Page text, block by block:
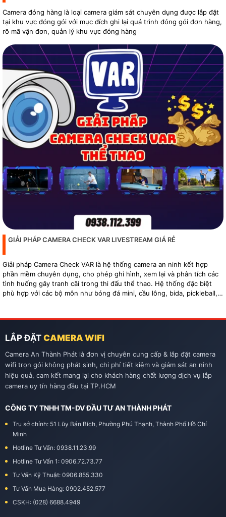
Camera đóng hàng là loại camera giám sát chuyên dụng được lắp đặt
tại khu vực đóng gói với mục đích ghi lại quá trình đóng gói đơn hàng,
rõ mã vận đơn, quản lý khu vực đóng hàng
GIẢI PHÁP CAMERA CHECK VAR LIVESTREAM GIÁ RẺ
Giải pháp Camera Check VAR là hệ thống camera an ninh kết hợp
phần mềm chuyên dụng, cho phép ghi hình, xem lại và phân tích các
tình huống gây tranh cãi trong thi đấu thể thao. Hệ thống đặc biệt
phù hợp với các bộ môn như bóng đá mini, cầu lông, bida, pickleball,
LẮP ĐẶT CAMERA WIFI
Camera An Thành Phát là đơn vị chuyên cung cấp & lắp đặt camera
wifi trọn gói không phát sinh, chi phí tiết kiệm và giám sát an ninh
hiệu quả, cam kết mang lại cho khách hàng chất lượng dịch vụ lắp
camera uy tín hàng đầu tại TP.HCM
CÔNG TY TNHH TM-DV ĐẦU TƯ AN THÀNH PHÁT
Trụ sở chính: 51 Lũy Bán Bích, Phường Phú Thạnh, Thành Phố Hồ Chí
Minh
Hotline Tư Vấn: 0938.11.23.99
Hotline Tư Vấn 1: 0906.72.73.77
Tư Vấn Kỹ Thuật: 0906.855.330
Tư Vấn Mua Hàng: 0902.452.577
CSKH: (028) 6688.4949